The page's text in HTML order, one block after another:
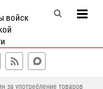
войск
за употребление товаров